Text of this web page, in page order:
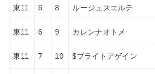
東11 6 8 ルージュスエルテ
東11 6 9 カレンナオトメ
東11 7 10 $ブライトアゲイン